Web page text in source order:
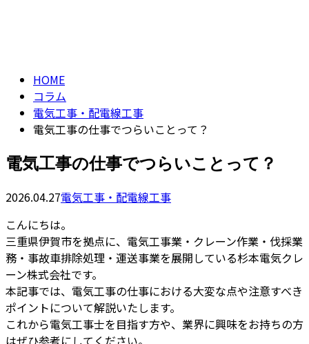
HOME
コラム
電気工事・配電線工事
電気工事の仕事でつらいことって？
電気工事の仕事でつらいことって？
2026.04.27電気工事・配電線工事
こんにちは。
三重県伊賀市を拠点に、電気工事業・クレーン作業・伐採業
務・事故車排除処理・運送事業を展開している杉本電気クレ
ーン株式会社です。
本記事では、電気工事の仕事における大変な点や注意すべき
ポイントについて解説いたします。
これから電気工事士を目指す方や、業界に興味をお持ちの方
はぜひ参考にしてください。